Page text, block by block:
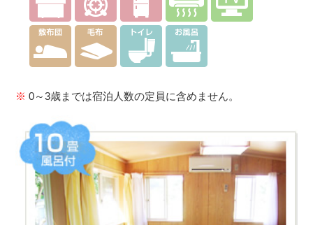
※ 0～3歳までは宿泊人数の定員に含めません。